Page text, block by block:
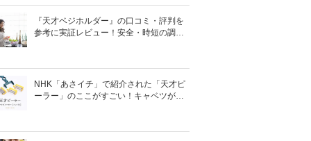
『天才ベジホルダー』の口コミ・評判を
参考に実証レビュー！安全・時短の調理
NHK「あさイチ」で紹介された「天才ピ
ーラー」のここがすごい！キャベツがほ